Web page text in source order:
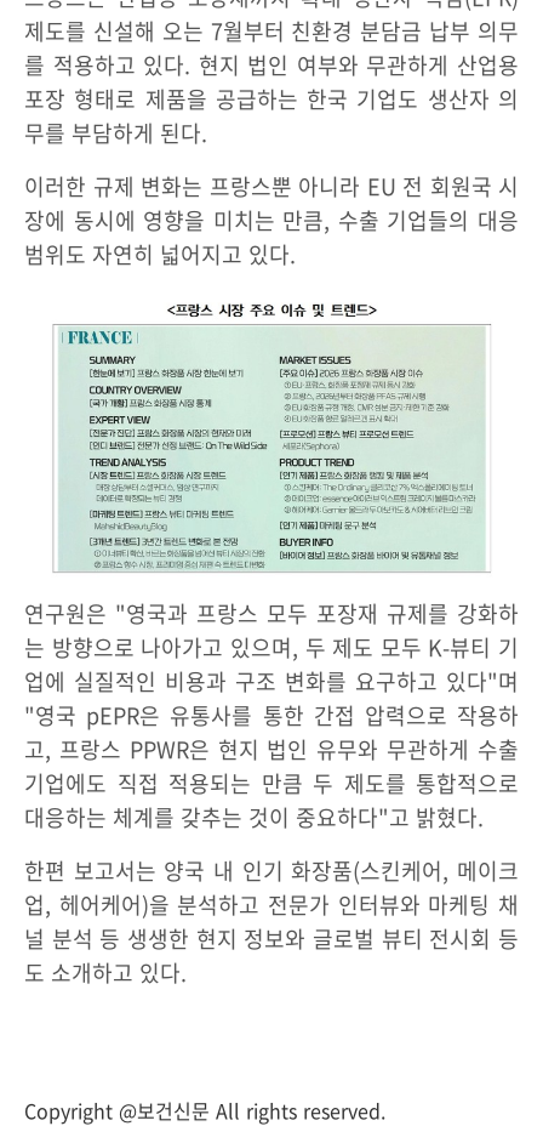
제도를 신설해 오는 7월부터 친환경 분담금 납부 의무
를 적용하고 있다. 현지 법인 여부와 무관하게 산업용
포장 형태로 제품을 공급하는 한국 기업도 생산자 의
무를 부담하게 된다.
이러한 규제 변화는 프랑스뿐 아니라 EU 전 회원국 시
장에 동시에 영향을 미치는 만큼, 수출 기업들의 대응
범위도 자연히 넓어지고 있다.
연구원은 "영국과 프랑스 모두 포장재 규제를 강화하
는 방향으로 나아가고 있으며, 두 제도 모두 K-뷰티 기
업에 실질적인 비용과 구조 변화를 요구하고 있다"며
"영국 pEPR은 유통사를 통한 간접 압력으로 작용하
고, 프랑스 PPWR은 현지 법인 유무와 무관하게 수출
기업에도 직접 적용되는 만큼 두 제도를 통합적으로
대응하는 체계를 갖추는 것이 중요하다"고 밝혔다.
한편 보고서는 양국 내 인기 화장품(스킨케어, 메이크
업, 헤어케어)을 분석하고 전문가 인터뷰와 마케팅 채
널 분석 등 생생한 현지 정보와 글로벌 뷰티 전시회 등
도 소개하고 있다.
Copyright @보건신문 All rights reserved.